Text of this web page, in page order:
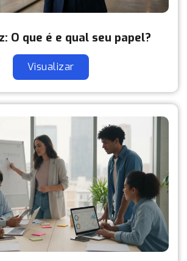
O que é e qual seu papel?
Visualizar